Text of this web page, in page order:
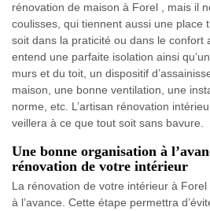
rénovation de maison à Forel , mais il
coulisses, qui tiennent aussi une place
soit dans la praticité ou dans le confort
entend une parfaite isolation ainsi
murs et du toit, un dispositif
maison, une bonne ventilation, une
norme, etc. L’artisan rénovation
veillera à ce que tout soit sans bavure.
Une bonne organisation à
rénovation de votre intérieur
La rénovation de votre intérieur à
à l’avance. Cette étape permettra